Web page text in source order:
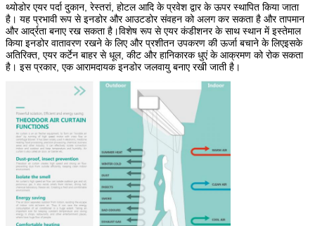
थ्योडोर एयर पर्दा दुकान, रेस्तरां, होटल आदि के प्रवेश द्वार के ऊपर स्थापित किया जाता
है। यह प्रभावी रूप से इनडोर और आउटडोर संवहन को अलग कर सकता है और तापमान
और आर्द्रता बनाए रख सकता है।विशेष रूप से एयर कंडीशनर के साथ स्थान में इस्तेमाल
किया इनडोर वातावरण रखने के लिए और प्रशीतन उपकरण की ऊर्जा बचाने के लिएइसके
अतिरिक्त, एयर कर्टेन बाहर से धूल, कीट और हानिकारक धुएं के आक्रमण को रोक सकता
है। इस प्रकार, एक आरामदायक इनडोर जलवायु बनाए रखी जाती है।